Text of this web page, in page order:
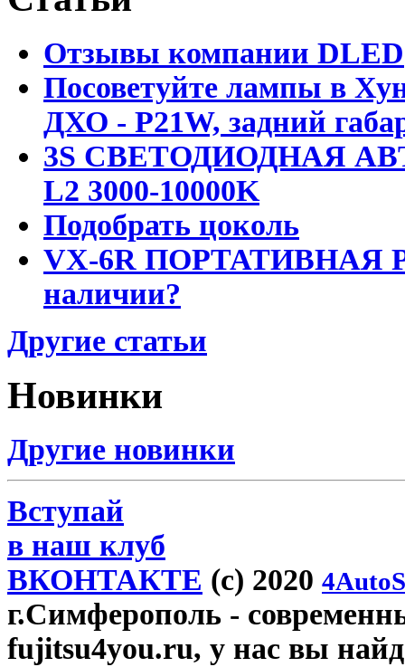
Отзывы компании DLED
Посоветуйте лампы в
ДХО - P21W, задний
3S СВЕТОДИОДНАЯ
L2 3000-10000K
Подобрать цоколь
VX-6R ПОРТАТИВНАЯ
наличии?
Другие статьи
Новинки
Другие новинки
Вступай
в наш клуб
ВКОНТАКТЕ (c) 2020
г.Симферополь -
fujitsu4you.ru, у нас вы